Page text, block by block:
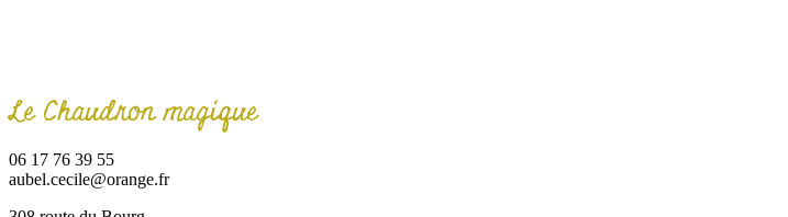
Le Chaudron magique
06 17 76 39 55
aubel.cecile@orange.fr